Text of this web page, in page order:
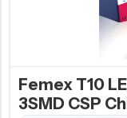
Femex T10
3SMD CSP